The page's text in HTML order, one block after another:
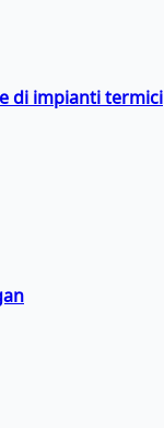
di impianti termici